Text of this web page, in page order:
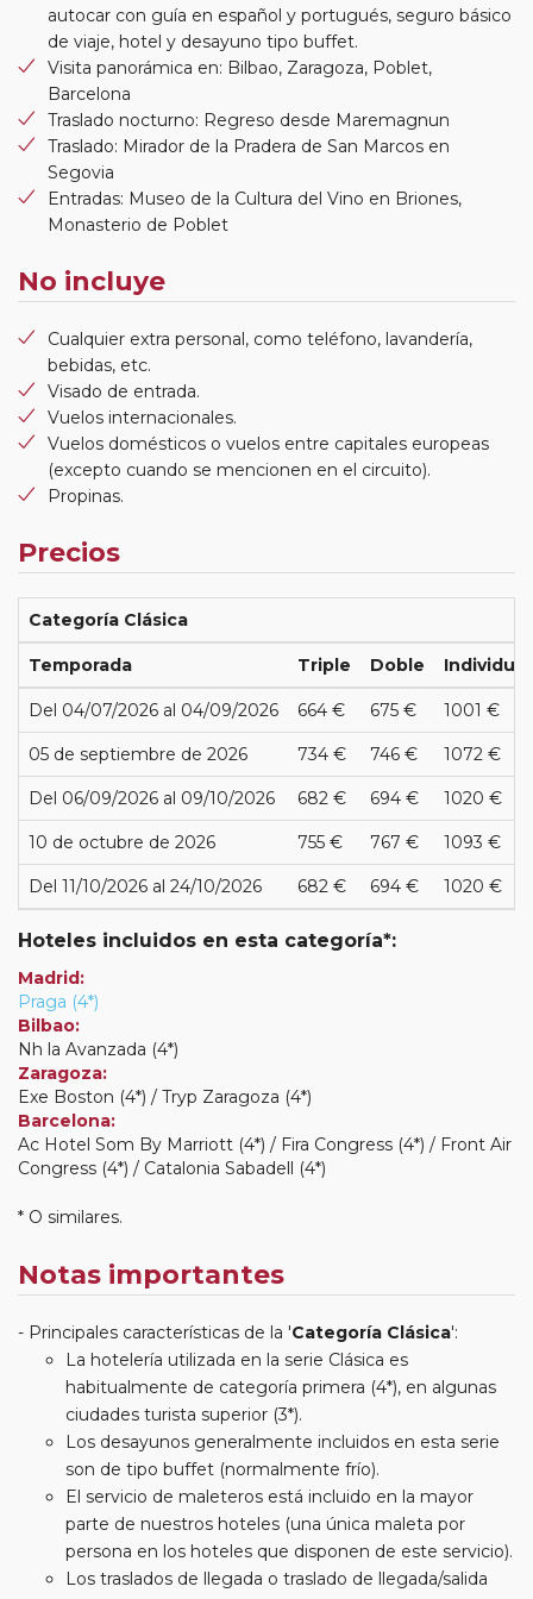
autocar con guía en español y portugués, seguro básico
de viaje, hotel y desayuno tipo buffet.
Visita panorámica en: Bilbao, Zaragoza, Poblet,
Barcelona
Traslado nocturno: Regreso desde Maremagnun
Traslado: Mirador de la Pradera de San Marcos en
Segovia
Entradas: Museo de la Cultura del Vino en Briones,
Monasterio de Poblet
No incluye
Cualquier extra personal, como teléfono, lavandería,
bebidas, etc.
Visado de entrada.
Vuelos internacionales.
Vuelos domésticos o vuelos entre capitales europeas
(excepto cuando se mencionen en el circuito).
Propinas.
Precios
Categoría Clásica
Temporada Triple Doble Individual
Del 04/07/2026 al 04/09/2026 664 € 675 € 1001 €
05 de septiembre de 2026 734 € 746 € 1072 €
Del 06/09/2026 al 09/10/2026 682 € 694 € 1020 €
10 de octubre de 2026 755 € 767 € 1093 €
Del 11/10/2026 al 24/10/2026 682 € 694 € 1020 €
Hoteles incluidos en esta categoría*:
Madrid:
Praga (4*)
Bilbao:
Nh la Avanzada (4*)
Zaragoza:
Exe Boston (4*) / Tryp Zaragoza (4*)
Barcelona:
Ac Hotel Som By Marriott (4*) / Fira Congress (4*) / Front Air
Congress (4*) / Catalonia Sabadell (4*)
* O similares.
Notas importantes
Principales características de la 'Categoría Clásica':
La hotelería utilizada en la serie Clásica es
habitualmente de categoría primera (4*), en algunas
ciudades turista superior (3*).
Los desayunos generalmente incluidos en esta serie
son de tipo buffet (normalmente frío).
El servicio de maleteros está incluido en la mayor
parte de nuestros hoteles (una única maleta por
persona en los hoteles que disponen de este servicio).
Los traslados de llegada o traslado de llegada/salida